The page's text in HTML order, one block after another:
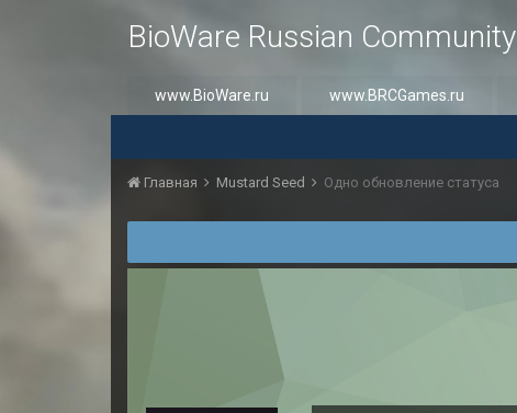
BioWare Russian Community
www.BioWare.ru www.BRCGames.ru
Главная Mustard Seed Одно обновление статуса